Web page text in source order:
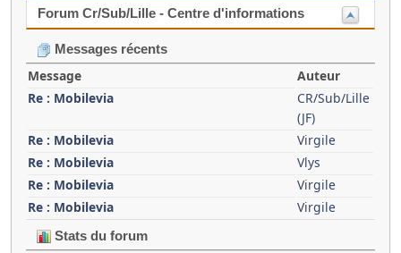
Forum Cr/Sub/Lille - Centre d'informations
Messages récents
Message
Auteur
Re : Mobilevia
CR/Sub/Lille
(JF)
Re : Mobilevia
Virgile
Re : Mobilevia
Vlys
Re : Mobilevia
Virgile
Re : Mobilevia
Virgile
Stats du forum